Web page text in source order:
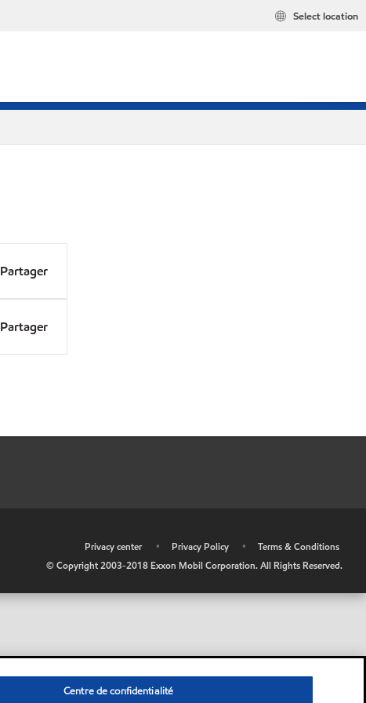
Select location
Partager
Partager
Privacy center • Privacy Policy •
Terms & Conditions
© Copyright 2003-2018 Exxon Mobil Corporation. All Rights Reserved.
Centre de confidentialité